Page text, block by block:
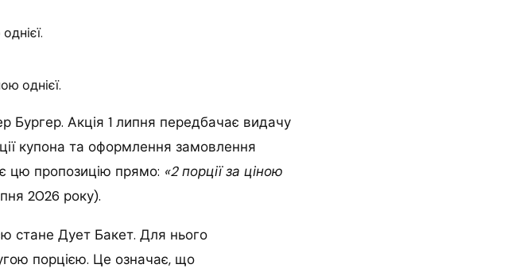
однієї.
Акція 1 липня передбачає видачу
купона та оформлення замовлення
цю пропозицію прямо: «2 порції за ціною
2026 року).
стане Дует Бакет. Для нього
порцією. Це означає, що